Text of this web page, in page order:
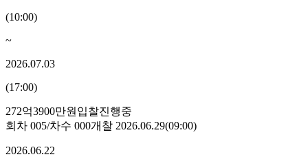
(10:00)
~
2026.07.03
(17:00)
272억3900만원 입찰진행중
회차 005/차수 000개찰 2026.06.29(09:00)
2026.06.22